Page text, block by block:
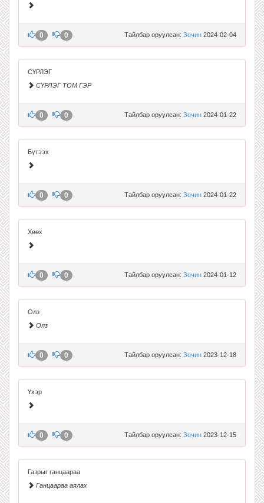
Тайлбар оруулсан: Зочин 2024-02-04
0 0
СҮРЛЭГ
СҮРЛЭГ ТОМ ГЭР
Тайлбар оруулсан: Зочин 2024-01-22
0 0
Бүтээх
Тайлбар оруулсан: Зочин 2024-01-22
0 0
Хөөх
Тайлбар оруулсан: Зочин 2024-01-12
0 0
Олз
Олз
Тайлбар оруулсан: Зочин 2023-12-18
0 0
Үхэр
Тайлбар оруулсан: Зочин 2023-12-15
0 0
Газрыг ганцаараа
Ганцаараа аялах